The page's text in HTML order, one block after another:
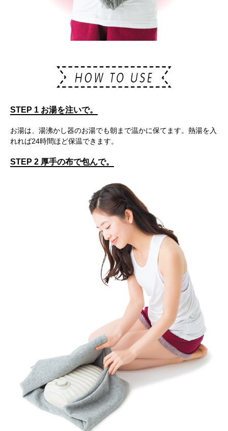
STEP 1 お湯を注いで。
お湯は、湯沸かし器のお湯でも朝まで温かに保てます。熱湯を入
れれば24時間ほど保温できます。
STEP 2 厚手の布で包んで。